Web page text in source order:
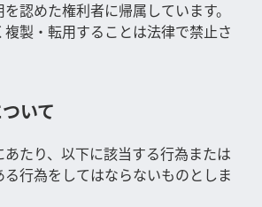
認めた権利者に帰属しています。
製・転用することは法律で禁止さ
いて
あたり、以下に該当する行為または
行為をしてはならないものとしま